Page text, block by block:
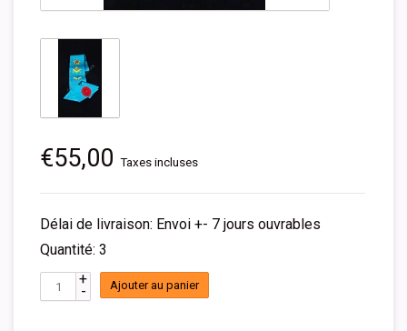
€55,00 Taxes incluses
Délai de livraison: Envoi +- 7 jours ouvrables
Quantité: 3
+
- Ajouter au panier